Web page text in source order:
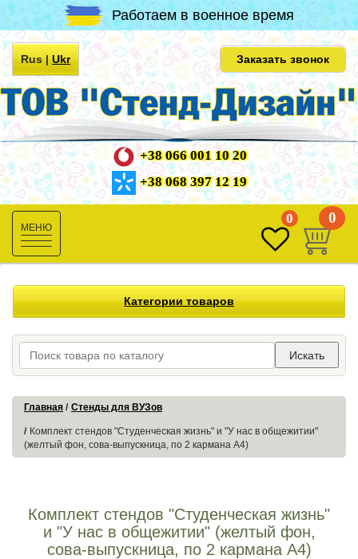
Работаем в военное время
Rus|Ukr Заказать звонок
+38 066 001 10 20
+38 068 397 12 19
Toggle
navigation
0 0
Категории товаров
Искать
Главная Стенды для ВУЗов
Комплект стендов "Студенческая жизнь" и "У нас в общежитии"
(желтый фон, сова-выпускница, по 2 кармана А4)
Комплект стендов "Студенческая жизнь"
и "У нас в общежитии" (желтый фон,
сова-выпускница, по 2 кармана А4)